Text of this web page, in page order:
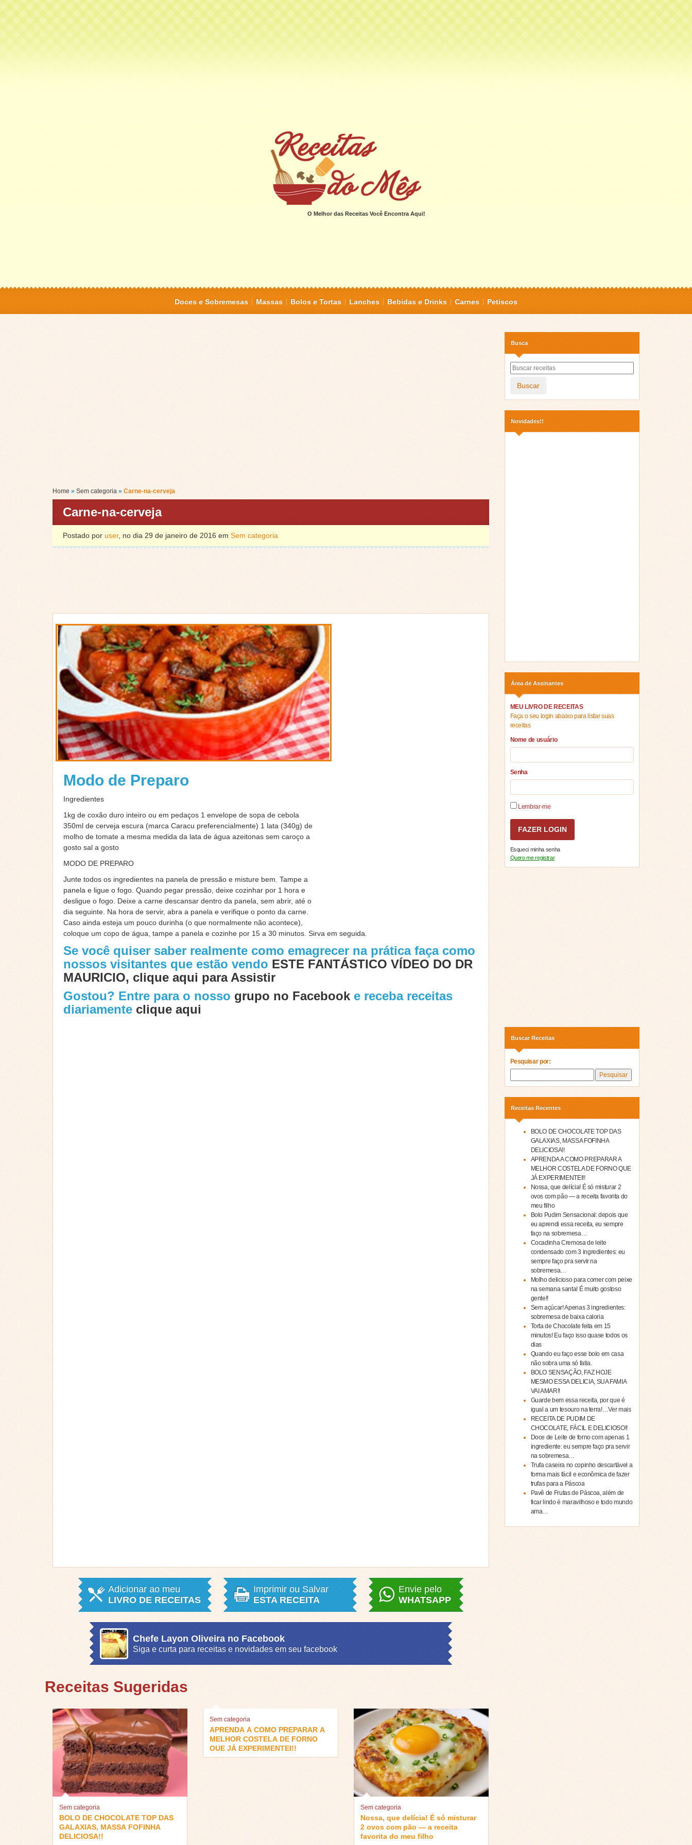
O Melhor das Receitas Você Encontra Aqui!
Doces e Sobremesas Massas Bolos e Tortas Lanches Bebidas e Drinks Carnes Petiscos
Home » Sem categoria » Carne-na-cerveja
Carne-na-cerveja
Postado por user, no dia 29 de janeiro de 2016 em Sem categoria
Modo de Preparo
Ingredientes
1kg de coxão duro inteiro ou em pedaços 1 envelope de sopa de cebola
350ml de cerveja escura (marca Caracu preferencialmente) 1 lata (340g) de
molho de tomate a mesma medida da lata de água azeitonas sem caroço a
gosto sal a gosto
MODO DE PREPARO
Junte todos os ingredientes na panela de pressão e misture bem. Tampe a
panela e ligue o fogo. Quando pegar pressão, deixe cozinhar por 1 hora e
desligue o fogo. Deixe a carne descansar dentro da panela, sem abrir, até o
dia seguinte. Na hora de servir, abra a panela e verifique o ponto da carne.
Caso ainda esteja um pouco durinha (o que normalmente não acontece),
coloque um copo de água, tampe a panela e cozinhe por 15 a 30 minutos. Sirva em seguida.
Se você quiser saber realmente como emagrecer na prática faça como
nossos visitantes que estão vendo ESTE FANTÁSTICO VÍDEO DO DR
MAURICIO, clique aqui para Assistir
Gostou? Entre para o nosso grupo no Facebook e receba receitas
diariamente clique aqui
Adicionar ao meu
LIVRO DE RECEITAS
Imprimir ou Salvar
ESTA RECEITA
Envie pelo
WHATSAPP
Chefe Layon Oliveira no Facebook
Siga e curta para receitas e novidades em seu facebook
Receitas Sugeridas
Sem categoria
BOLO DE CHOCOLATE TOP DAS
GALAXIAS, MASSA FOFINHA
DELICIOSA!!
Sem categoria
APRENDA A COMO PREPARAR A
MELHOR COSTELA DE FORNO
QUE JÁ EXPERIMENTEI!!
Sem categoria
Nossa, que delícia! É só misturar
2 ovos com pão — a receita
favorita do meu filho
Busca
Buscar
Novidades!!
Área de Assinantes
MEU LIVRO DE RECEITAS
Faça o seu login abaixo para listar suas
receitas
Nome de usuário
Senha
Lembrar-me
Esqueci minha senha
Quero me registrar
Buscar Receitas
Pesquisar por:
Receitas Recentes
BOLO DE CHOCOLATE TOP DAS
GALAXIAS, MASSA FOFINHA
DELICIOSA!!
APRENDA A COMO PREPARAR A
MELHOR COSTELA DE FORNO QUE
JÁ EXPERIMENTEI!!
Nossa, que delícia! É só misturar 2
ovos com pão — a receita favorita do
meu filho
Bolo Pudim Sensacional: depois que
eu aprendi essa receita, eu sempre
faço na sobremesa…
Cocadinha Cremosa de leite
condensado com 3 ingredientes: eu
sempre faço pra servir na
sobremesa…
Molho delicioso para comer com peixe
na semana santa! É muito gostoso
gente!!
Sem açúcar! Apenas 3 ingredientes:
sobremesa de baixa caloria
Torta de Chocolate feita em 15
minutos! Eu faço isso quase todos os
dias
Quando eu faço esse bolo em casa
não sobra uma só fatia.
BOLO SENSAÇÃO, FAZ HOJE
MESMO ESSA DELICIA, SUA FAMIA
VAI AMAR!!
Guarde bem essa receita, por que é
igual a um tesouro na terra!…Ver mais
RECEITA DE PUDIM DE
CHOCOLATE, FÁCIL E DELICIOSO!!
Doce de Leite de forno com apenas 1
ingrediente: eu sempre faço pra servir
na sobremesa…
Trufa caseira no copinho descartável a
forma mais fácil e econômica de fazer
trufas para a Páscoa
Pavê de Frutas de Páscoa, além de
ficar lindo é maravilhoso e todo mundo
ama…